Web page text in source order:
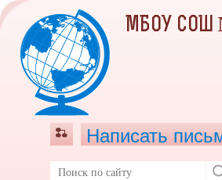
МБОУ СОШ
Написать